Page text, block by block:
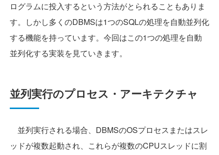
ログラムに投入するという方法がとられることもありま
す。しかし多くのDBMSは1つのSQLの処理を自動並列化
する機能を持っています。今回はこの1つの処理を自動
並列化する実装を見ていきます。
並列実行のプロセス・アーキテクチャ
並列実行される場合、DBMSのOSプロセスまたはスレ
ッドが複数起動され、これらが複数のCPUスレッドに割